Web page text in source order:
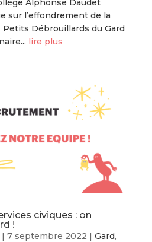
Alphonse Daudet
sur l’effondrement de la
Débrouillards du Gard
lire plus
civiques : on
!
7 septembre 2022 | Gard,